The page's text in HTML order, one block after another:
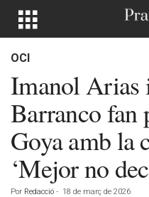
OCI
Imanol Arias
Barranco fan
Goya amb la
‘Mejor no
Por Redacció - 18 de març de 2026